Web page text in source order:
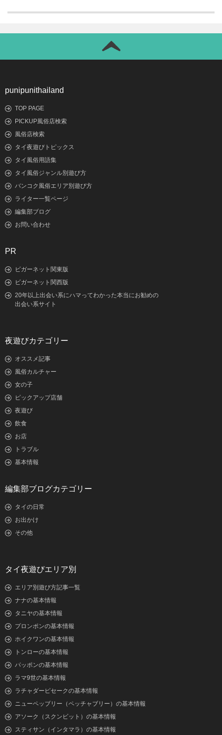
punipunithailand
TOP PAGE
PICKUP風俗店検索
風俗店検索
タイ夜遊びトピックス
タイ風俗用語集
タイ風俗ジャンル別遊び方
バンコク風俗エリア別遊び方
ライター一覧ページ
編集部ブログ
お問い合わせ
PR
ビガーネット関東版
ビガーネット関西版
20年以上出会い系にハマってわかった本当にお勧めの
出会い系サイト
夜遊びカテゴリー
オススメ記事
風俗カルチャー
女の子
ピックアップ店舗
夜遊び
飲食
お店
トラブル
基本情報
編集部ブログカテゴリー
タイの日常
お出かけ
その他
タイ夜遊びエリア別
エリア別遊び方記事一覧
ナナの基本情報
タニヤの基本情報
プロンポンの基本情報
ホイクワンの基本情報
トンローの基本情報
パッポンの基本情報
ラマ9世の基本情報
ラチャダーピセークの基本情報
ニューペッブリー（ペッチャブリー）の基本情報
アソーク（スクンビット）の基本情報
スティサン（インタマラ）の基本情報